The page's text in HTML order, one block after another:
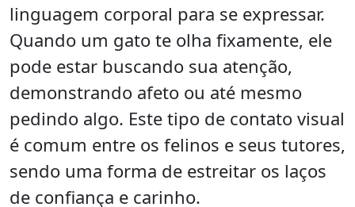
linguagem corporal para se expressar.
Quando um gato te olha fixamente, ele
pode estar buscando sua atenção,
demonstrando afeto ou até mesmo
pedindo algo. Este tipo de contato visual
é comum entre os felinos e seus tutores,
sendo uma forma de estreitar os laços
de confiança e carinho.